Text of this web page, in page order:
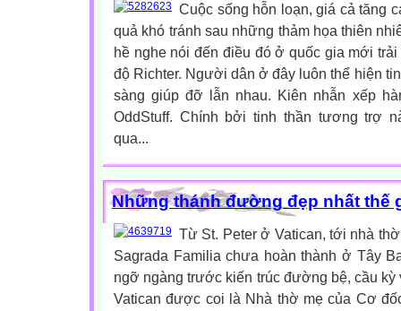
Cuộc sống hỗn loạn, giá cả tăng
quả khó tránh sau những thảm họa thiên
hề nghe nói đến điều đó ở quốc gia mới
độ Richter. Người dân ở đây luôn thể hiện
sàng giúp đỡ lẫn nhau. Kiên nhẫn xếp
OddStuff. Chính bởi tinh thần tương trợ
qua...
Những thánh đường đẹp nhất thế
Từ St. Peter ở Vatican, tới nhà
Sagrada Familia chưa hoàn thành ở Tây
ngỡ ngàng trước kiến trúc đường bệ, cầu kỳ
Vatican được coi là Nhà thờ mẹ của Cơ